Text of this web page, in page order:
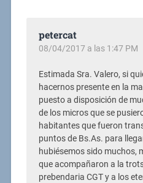
petercat
08/04/2017 a las 1:47 PM
Estimada Sra. Valero, si
hacernos presente en la
puesto a disposición de
de los micros que se
habitantes que fueron
puntos de Bs.As. para
hubiésemos sido muchos,
que acompañaron a la
prebendaria CGT y a los